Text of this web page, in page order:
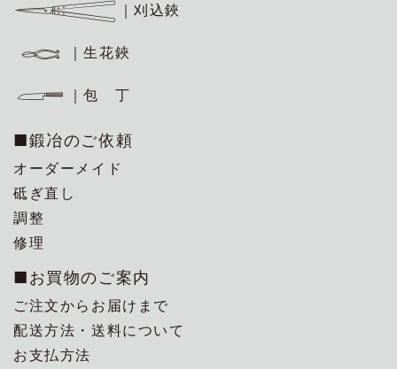
｜刈込鋏
｜生花鋏
｜包 丁
■鍛冶のご依頼
オーダーメイド
砥ぎ直し
調整
修理
■お買物のご案内
ご注文からお届けまで
配送方法・送料について
お支払方法